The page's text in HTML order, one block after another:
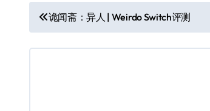
文
章
诡闻斋：异人 | Weirdo Switch评测